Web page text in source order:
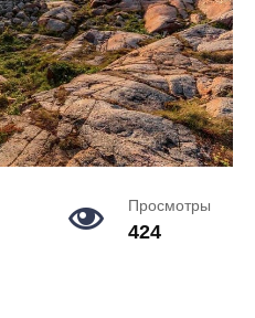
Просмотры
424